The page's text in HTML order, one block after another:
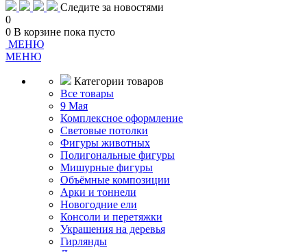
Следите за новостями
0
0 В корзине пока пусто
МЕНЮ
МЕНЮ
Категории товаров
Все товары
9 Мая
Комплексное оформление
Световые потолки
Фигуры животных
Полигональные фигуры
Мишурные фигуры
Объёмные композиции
Арки и тоннели
Новогодние ели
Консоли и перетяжки
Украшения на деревья
Гирлянды